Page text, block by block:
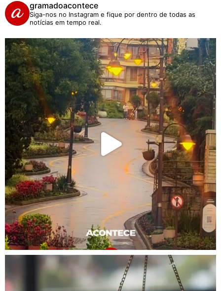
gramadoacontece
Siga-nos no Instagram e fique por dentro de todas as
notícias em tempo real.